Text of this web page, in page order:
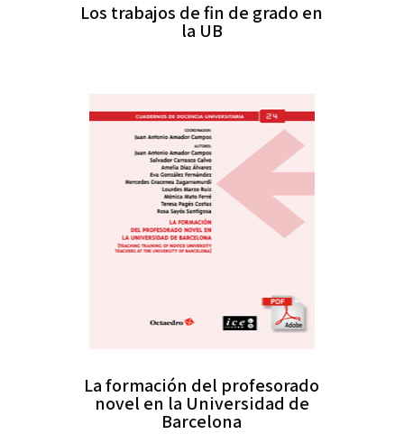
Los trabajos de fin de grado en
la UB
La formación del profesorado
novel en la Universidad de
Barcelona